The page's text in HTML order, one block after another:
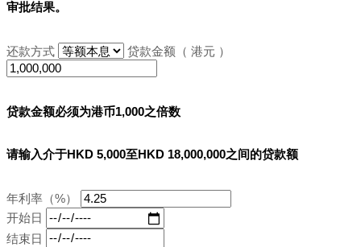
审批结果。
还款方式 贷款金额（ 港元 ）
贷款金额必须为港币1,000之倍数
请输入介于HKD 5,000至HKD 18,000,000之间的贷款额
年利率（%）
开始日
结束日